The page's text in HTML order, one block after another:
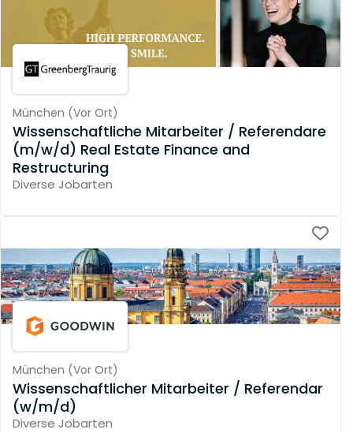
München (Vor Ort)
Wissenschaftliche Mitarbeiter / Referendare
(m/w/d) Real Estate Finance and
Restructuring
Diverse Jobarten
München (Vor Ort)
Wissenschaftlicher Mitarbeiter / Referendar
(w/m/d)
Diverse Jobarten